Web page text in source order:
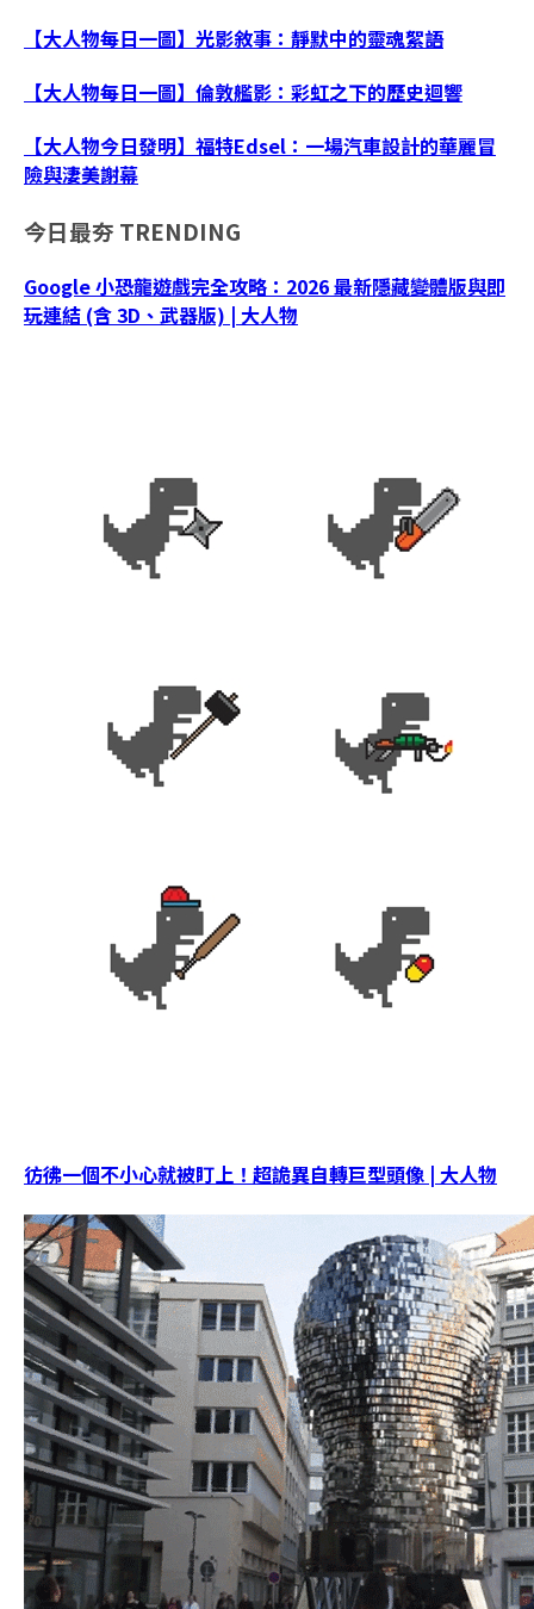
【大人物每日一圖】光影敘事：靜默中的靈魂絮語
【大人物每日一圖】倫敦艦影：彩虹之下的歷史迴響
【大人物今日發明】福特Edsel：一場汽車設計的華麗冒
險與淒美謝幕
今日最夯 TRENDING
Google 小恐龍遊戲完全攻略：2026 最新隱藏變體版與即
玩連結 (含 3D、武器版) | 大人物
彷彿一個不小心就被盯上！超詭異自轉巨型頭像 | 大人物